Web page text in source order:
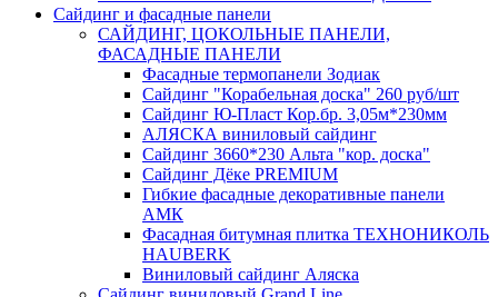
Сайдинг и фасадные панели
САЙДИНГ, ЦОКОЛЬНЫЕ ПАНЕЛИ,
ФАСАДНЫЕ ПАНЕЛИ
Фасадные термопанели Зодиак
Сайдинг "Корабельная доска" 260 руб/шт
Сайдинг Ю-Пласт Кор.бр. 3,05м*230мм
АЛЯСКА виниловый сайдинг
Сайдинг 3660*230 Альта "кор. доска"
Сайдинг Дёке PREMIUM
Гибкие фасадные декоративные панели
АМК
Фасадная битумная плитка ТЕХНОНИКОЛЬ
HAUBERK
Виниловый сайдинг Аляска